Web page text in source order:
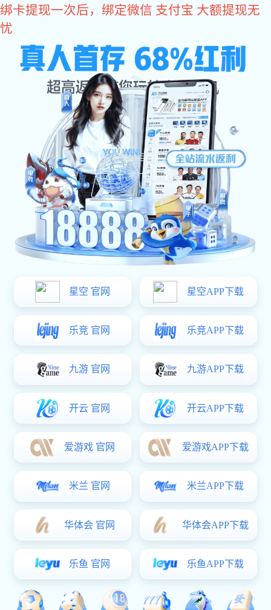
星空电子
国正星空电子 阳台不锈钢护栏
您所在的位置：星空电子>护栏专区> 连接配件>51圆管封口
护栏专区
应用各大场景的安全防护
· 阳台不锈钢护栏
星空电子:· 楼梯不锈钢护栏
· 商场护栏
· 道路观景护栏
· 桥梁护栏
· 玻璃护栏
更多>>
产品详情